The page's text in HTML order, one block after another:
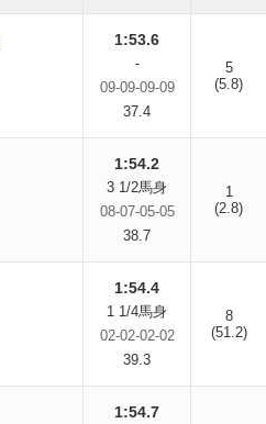
1:53.6
-
09-09-09-09
37.4
5
(5.8)
1:54.2
3 1/2馬身
08-07-05-05
38.7
1
(2.8)
1:54.4
1 1/4馬身
02-02-02-02
39.3
8
(51.2)
1:54.7